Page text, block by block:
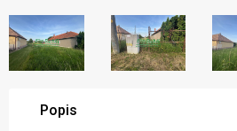
Popis